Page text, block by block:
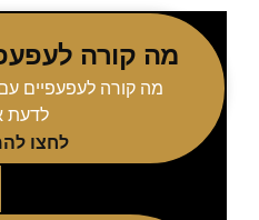
מה קורה
מה קורה לעפעפיים
לדעת
לחצו